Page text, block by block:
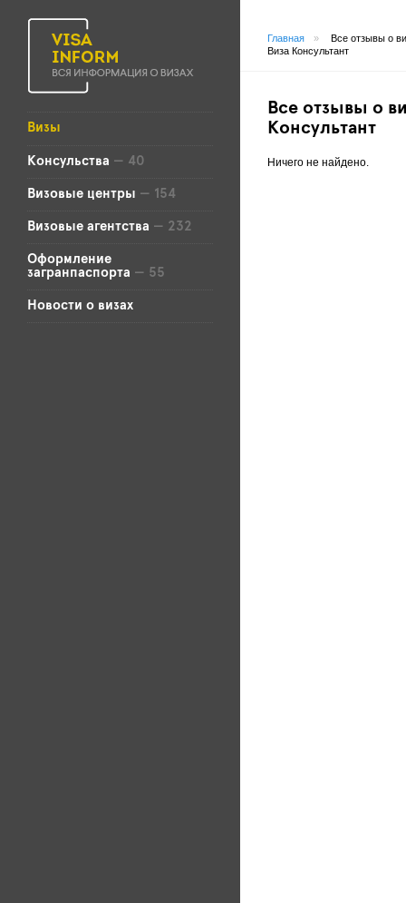
Визы
Консульства — 40
Визовые центры — 154
Визовые агентства — 232
Оформление
загранпаспорта — 55
Новости о визах
Главная »
Все отзывы о
Виза Консультант
Все отзывы о
Консультант
Ничего не найдено.